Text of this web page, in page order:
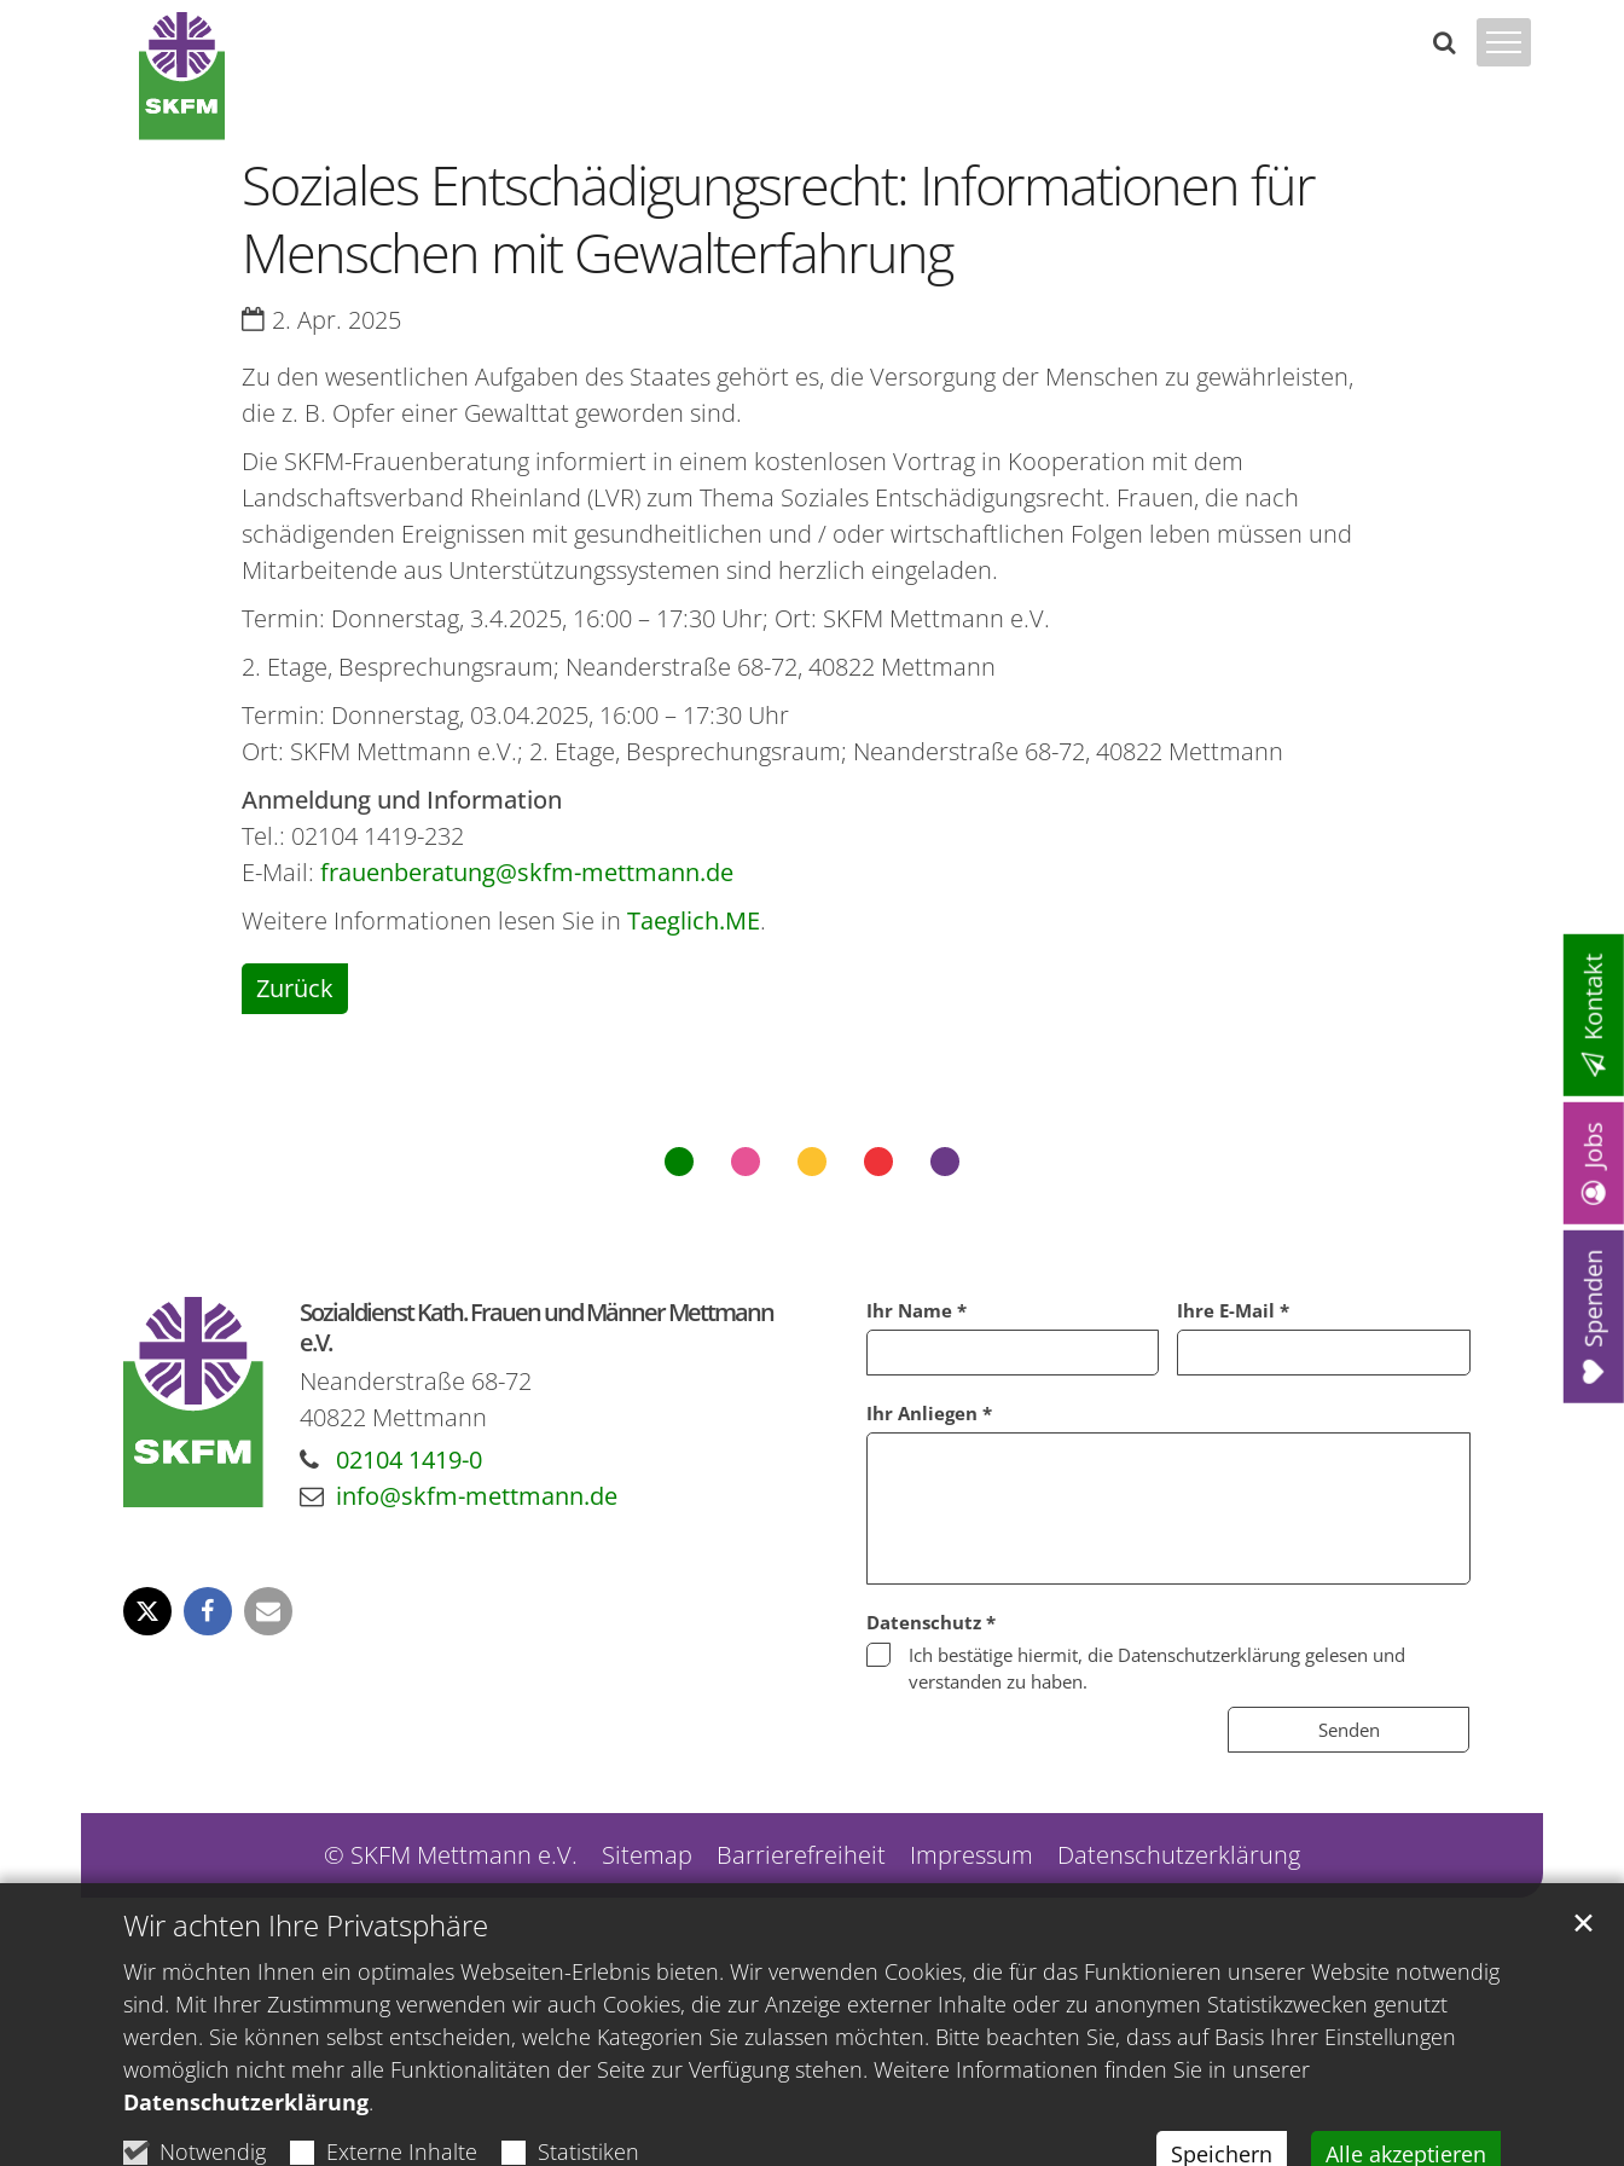
Wir achten Ihre Privatsphäre
Wir möchten Ihnen ein optimales Webseiten-Erlebnis bieten. Wir verwenden Cookies, die für das Funktionieren unserer Website notwendig
sind. Mit Ihrer Zustimmung verwenden wir auch Cookies, die zur Anzeige externer Inhalte oder zu anonymen Statistikzwecken genutzt
werden. Sie können selbst entscheiden, welche Kategorien Sie zulassen möchten. Bitte beachten Sie, dass auf Basis Ihrer Einstellungen
womöglich nicht mehr alle Funktionalitäten der Seite zur Verfügung stehen. Weitere Informationen finden Sie in unserer
Datenschutzerklärung.
Notwendig
Externe Inhalte Statistiken Speichern Alle akzeptieren
✕
Zum Inhalt springen
Soziales Entschädigungsrecht: Informationen für
Menschen mit Gewalterfahrung
Datum:
2. Apr. 2025
Zu den wesentlichen Aufgaben des Staates gehört es, die Versorgung der Menschen zu gewährleisten,
die z. B. Opfer einer Gewalttat geworden sind.
Die SKFM-Frauenberatung informiert in einem kostenlosen Vortrag in Kooperation mit dem
Landschaftsverband Rheinland (LVR) zum Thema Soziales Entschädigungsrecht. Frauen, die nach
schädigenden Ereignissen mit gesundheitlichen und / oder wirtschaftlichen Folgen leben müssen und
Mitarbeitende aus Unterstützungssystemen sind herzlich eingeladen.
Termin: Donnerstag, 3.4.2025, 16:00 – 17:30 Uhr; Ort: SKFM Mettmann e.V.
2. Etage, Besprechungsraum; Neanderstraße 68-72, 40822 Mettmann
Termin: Donnerstag, 03.04.2025, 16:00 – 17:30 Uhr
Ort: SKFM Mettmann e.V.; 2. Etage, Besprechungsraum; Neanderstraße 68-72, 40822 Mettmann
Anmeldung und Information
Tel.: 02104 1419-232
E-Mail: frauenberatung@skfm-mettmann.de
Weitere Informationen lesen Sie in Taeglich.ME.
Zurück
Spenden
Jobs
Kontakt
Sozialdienst Kath. Frauen und Männer Mettmann
e.V.
Neanderstraße 68-72
40822 Mettmann
02104 1419-0
info@skfm-mettmann.de
Ihr Name * Ihre E-Mail *
Ihr Anliegen *
Datenschutz *
Ich bestätige hiermit, die Datenschutzerklärung gelesen und
verstanden zu haben.
© SKFM Mettmann e.V. Sitemap Barrierefreiheit Impressum Datenschutzerklärung